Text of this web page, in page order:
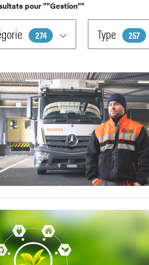
pour""Gestion""
274 Type 257